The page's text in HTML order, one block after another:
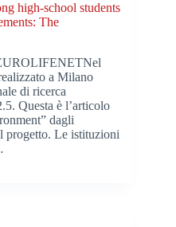
high-school students
The
a Milano
di ricerca
Questa è l’articolo
dagli
progetto. Le istituzioni